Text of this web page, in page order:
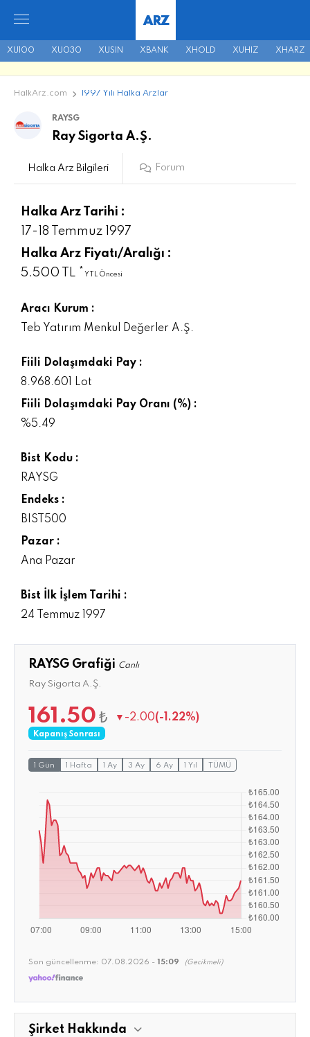
XU100 XU030 XUSIN XBANK XHOLD XUHIZ XHARZ
ARZ
HalkArz.com 1997 Yılı Halka Arzlar
RAYSG
Ray Sigorta A.Ş.
Halka Arz Bilgileri Forum
Halka Arz Tarihi :
17-18 Temmuz 1997
Halka Arz Fiyatı/Aralığı :
5.500 TL * YTL Öncesi
Aracı Kurum :
Teb Yatırım Menkul Değerler A.Ş.
Fiili Dolaşımdaki Pay :
8.968.601 Lot
Fiili Dolaşımdaki Pay Oranı (%) :
%5.49
Bist Kodu :
RAYSG
Endeks :
BIST500
Pazar :
Ana Pazar
Bist İlk İşlem Tarihi :
24 Temmuz 1997
RAYSG Grafiği Canlı
Ray Sigorta A.Ş.
161.50 ₺ ▼ -2.00(-1.22%)
Kapanış Sonrası
1 Gün 1 Hafta 1 Ay 3 Ay 6 Ay 1 Yıl TÜMÜ
Son güncellenme: 07.08.2026 - 15:09 (Gecikmeli)
Şirket Hakkında